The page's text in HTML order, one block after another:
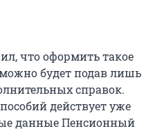
что оформить такое
будет подав лишь
справок.
действует уже
данные Пенсионный